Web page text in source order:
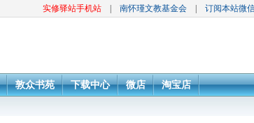
实修驿站手机站 南怀瑾文教基金会 订阅本站微
敦众书苑 下载中心 微店 淘宝店